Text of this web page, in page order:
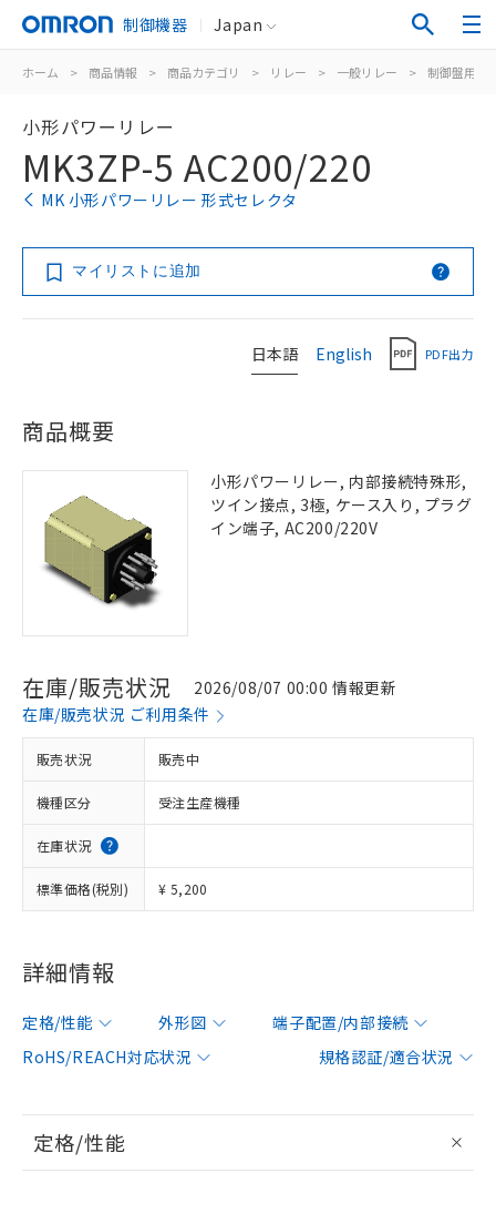
制御機器 Japan
ホーム > 商品情報 > 商品カテゴリ > リレー > 一般リレー > 制御盤用
小形パワーリレー
MK3ZP-5 AC200/220
MK 小形パワーリレー 形式セレクタ
マイリストに追加
日本語 English PDF出力
商品概要
小形パワーリレー, 内部接続特殊形,
ツイン接点, 3極, ケース入り, プラグ
イン端子, AC200/220V
在庫/販売状況
2026/08/07 00:00 情報更新
在庫/販売状況 ご利用条件
販売状況 販売中
機種区分 受注生産機種
在庫状況
標準価格(税別) ¥ 5,200
詳細情報
定格/性能 外形図
端子配置/内部接続
RoHS/REACH対応状況
規格認証/適合状況
定格/性能